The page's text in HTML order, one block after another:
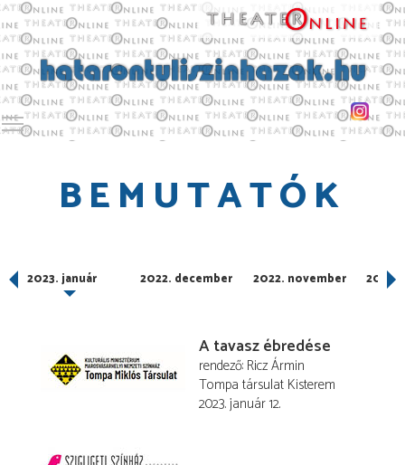
Toggle main menu visibility
BEMUTATÓK
2023. január 2022. december 2022. november 2022.
A tavasz ébredése
rendező Ricz Ármin
Tompa társulat Kisterem
2023. január 12.